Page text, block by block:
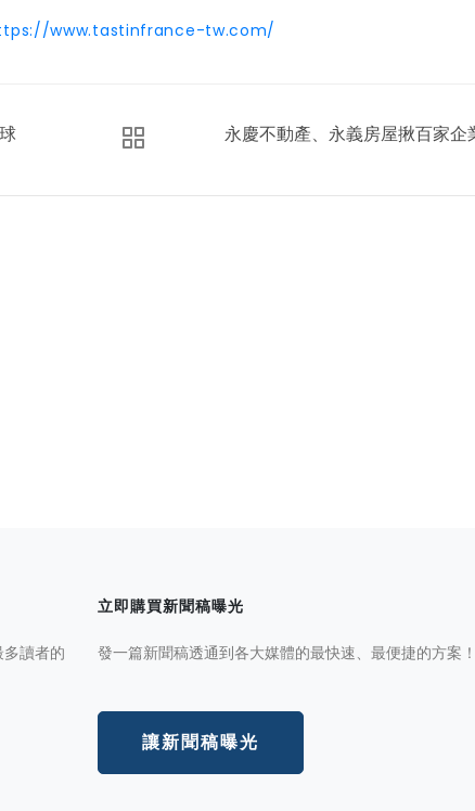
www.tastinfrance-tw.com/
永慶不動產、永義房屋揪百家企
讀者的
立即購買新聞稿曝光
發一篇新聞稿透通到各大媒體的最快速、最便捷的方案！
讓新聞稿曝光